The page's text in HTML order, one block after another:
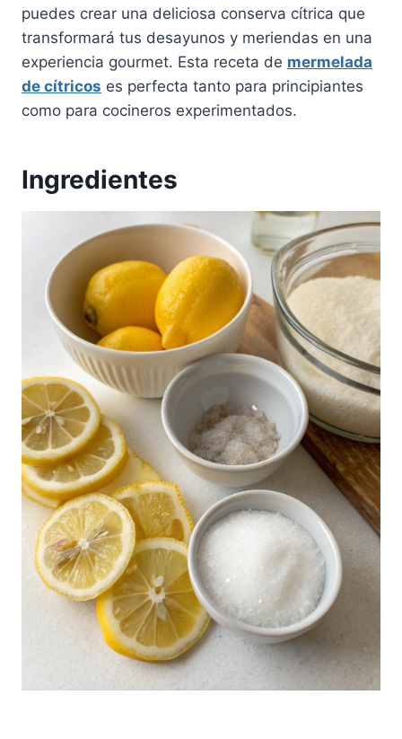
puedes crear una deliciosa conserva cítrica que
transformará tus desayunos y meriendas en una
experiencia gourmet. Esta receta de mermelada
de cítricos es perfecta tanto para principiantes
como para cocineros experimentados.
Ingredientes